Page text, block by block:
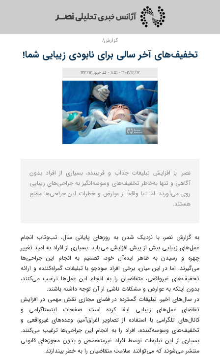
گزارش/
تخفیف‌های آخر سالی برای نابودی زیبایی شما!
1403/12/12 - 11:51 - کد خبر: 132213
نصر: با افزایش تبلیغات جذاب و فریبنده، بسیاری از افراد بدون
آگاهی و تنها به‌خاطر تخفیف‌های وسوسه‌انگیز به جراحی‌های زیبایی
روی می‌آورند. اما آیا واقعاً از عوارض و خطرات این جراحی‌ها مطلع
هستند.
به گزارش نصر، با نزدیک شدن به روزهای پایانی سال، تب‌وتاب انجام
عمل‌های زیبایی بیش از پیش افزایش می‌یابد. بسیاری از افراد به امید تغییر
چهره و رسیدن به ظاهر ایده‌آل خود، تصمیم به انجام این جراحی‌ها
می‌گیرند. اما در این میان، برخی افراد سودجو با تبلیغات گمراه‌کننده و ارائه
تخفیف‌های غیرواقعی، متقاضیان را به انجام این عمل‌ها ترغیب می‌کنند،
بدون اینکه به عوارض و مشکلات ناشی از آن توجه داشته باشند.
در سال‌های اخیر، تبلیغات گسترده در فضای مجازی نقش مهمی در افزایش
تقاضای عمل‌های زیبایی ایفا کرده است. صفحات اینستاگرامی و
کانال‌های تلگرامی با استفاده از تصاویر اغراق‌آمیز، وعده‌های غیرواقعی و
تخفیف‌های وسوسه‌کننده، افراد را به انجام این جراحی‌ها ترغیب می‌کنند.
بسیاری از این تبلیغات توسط افراد غیرمتخصص و بدون مجوزهای قانونی
منتشر می‌شوند که می‌توانند سلامت متقاضیان را به خطر بیندازند.